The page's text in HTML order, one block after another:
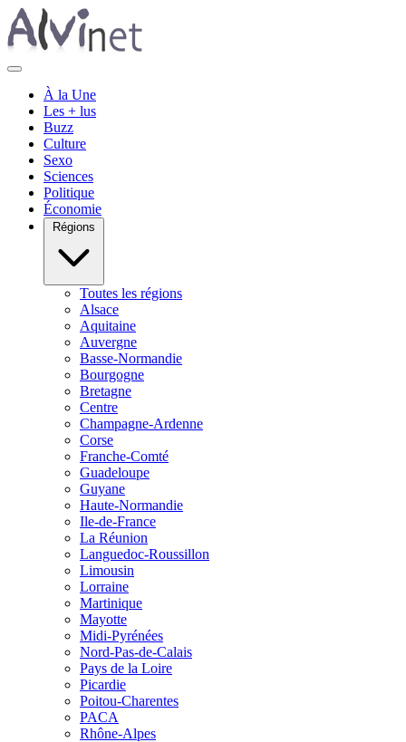
À la Une
Les + lus
Buzz
Culture
Sexo
Sciences
Politique
Économie
Régions
Toutes les régions
Alsace
Aquitaine
Auvergne
Basse-Normandie
Bourgogne
Bretagne
Centre
Champagne-Ardenne
Corse
Franche-Comté
Guadeloupe
Guyane
Haute-Normandie
Ile-de-France
La Réunion
Languedoc-Roussillon
Limousin
Lorraine
Martinique
Mayotte
Midi-Pyrénées
Nord-Pas-de-Calais
Pays de la Loire
Picardie
Poitou-Charentes
PACA
Rhône-Alpes